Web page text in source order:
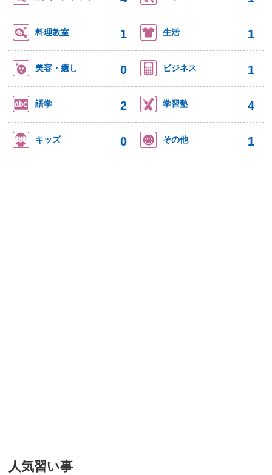
料理教室 1 生活 1
美容・癒し 0 ビジネス 1
語学 2 学習塾 4
キッズ 0 その他 1
人気習い事